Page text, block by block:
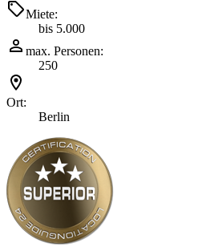
Miete:
bis 5.000
max. Personen:
250
Ort:
Berlin